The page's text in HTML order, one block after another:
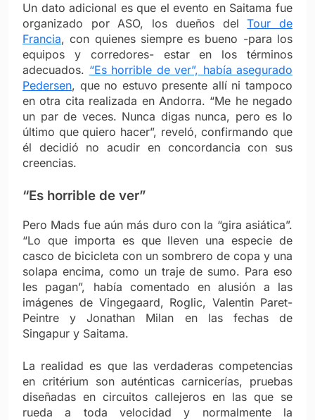
Un dato adicional es que el evento en Saitama fue
organizado por ASO, los dueños delTour de
Francia, con quienes siempre es bueno -para los
equipos y corredores- estar en los términos
adecuados. “Es horrible de ver”, había asegurado
Pedersen, que no estuvo presente allí ni tampoco
en otra cita realizada en Andorra. “Me he negado
un par de veces. Nunca digas nunca, pero es lo
último que quiero hacer”, reveló, confirmando que
él decidió no acudir en concordancia con sus
creencias.
“Es horrible de ver”
Pero Mads fue aún más duro con la “gira asiática”.
“Lo que importa es que lleven una especie de
casco de bicicleta con un sombrero de copa y una
solapa encima, como un traje de sumo. Para eso
les pagan”, había comentado en alusión a las
imágenes de Vingegaard, Roglic, Valentin Paret-
Peintre y Jonathan Milan en las fechas de
Singapur y Saitama.
La realidad es que las verdaderas competencias
en critérium son auténticas carnicerías, pruebas
diseñadas en circuitos callejeros en las que se
rueda a toda velocidad y normalmente la